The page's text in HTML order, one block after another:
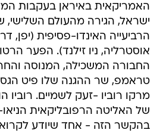
האמריקאית באיראן בעקבות
ישראל, הגירה מהעולם השלישי,
הרביעייה האינדו-פסיפית (יפן,
אוסטרליה, ניו זילנד). הפער
החבורה המשכילה, המנוסה
טראמפ, שר ההגנה שלו פיט
מרקו רוביו -זעק לשמיים. רוביו
של האליטה הרפובליקאית
בהקשר הזה - אחד שיודע לקרוא